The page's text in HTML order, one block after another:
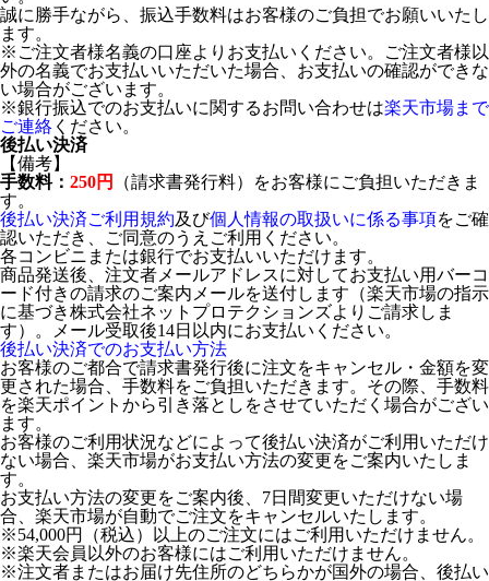
誠に勝手ながら、振込手数料はお客様のご負担でお願いいたし
ます。
※ご注文者様名義の口座よりお支払いください。ご注文者様以
外の名義でお支払いいただいた場合、お支払いの確認ができな
い場合がございます。
※銀行振込でのお支払いに関するお問い合わせは楽天市場まで
ご連絡 ください。
後払い決済
【備考】
手数料： 250円
（請求書発行料）をお客様にご負担いただきま
す。
後払い決済ご利用規約及び個人情報の取扱いに係る事項をご確
認いただき、ご同意のうえご利用ください。
各コンビニまたは銀行でお支払いいただけます。
商品発送後、注文者メールアドレスに対してお支払い用バーコ
ード付きの請求のご案内メールを送付します（楽天市場の指示
に基づき株式会社ネットプロテクションズよりご請求しま
す）。メール受取後14日以内にお支払いください。
後払い決済でのお支払い方法
お客様のご都合で請求書発行後に注文をキャンセル・金額を変
更された場合、手数料をご負担いただきます。その際、手数料
を楽天ポイントから引き落としをさせていただく場合がござい
ます。
お客様のご利用状況などによって後払い決済がご利用いただけ
ない場合、楽天市場がお支払い方法の変更をご案内いたしま
す。
お支払い方法の変更をご案内後、7日間変更いただけない場
合、楽天市場が自動でご注文をキャンセルいたします。
※54,000円（税込）以上のご注文にはご利用いただけません。
※楽天会員以外のお客様にはご利用いただけません。
※注文者またはお届け先住所のどちらかが国外の場合、後払い